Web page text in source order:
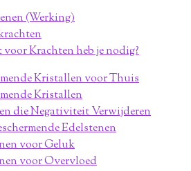
(Werking)
Krachten heb je nodig?
Kristallen voor Thuis
Kristallen
die Negativiteit Verwijderen
Edelstenen
voor Geluk
voor Overvloed